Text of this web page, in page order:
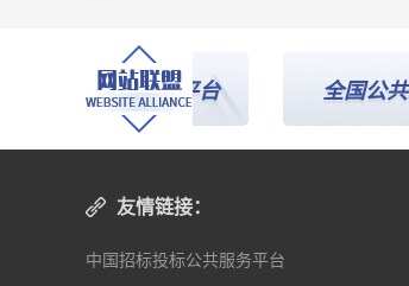
标公共服务平台 全国公共资
友情链接：
中国招标投标公共服务平台